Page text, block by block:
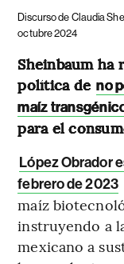
Discurso de Claudia
octubre 2024
Sheinbaum ha
política de no
maíz
para el
López Obrador
febrero de 2023
maíz
instruyendo a
mexicano a